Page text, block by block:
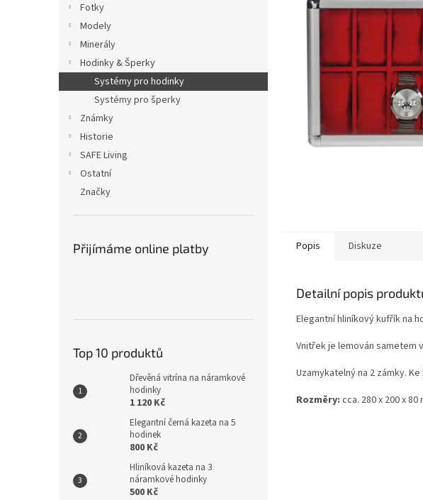
e
l
Fotky
Modely
Minerály
Hodinky & Šperky
Systémy pro hodinky
Systémy pro šperky
Známky
Historie
SAFE Living
Ostatní
Značky
Přijímáme online platby
Top 10 produktů
Dřevěná vitrína na náramkové
hodinky
1 120 Kč
Elegantní černá kazeta na 5
hodinek
800 Kč
Hliníková kazeta na 3
náramkové hodinky
500 Kč
hvězdiček.
Popis Diskuze
Detailní popis
Elegantní hliníkový kufřík na
Vnitřek je lemován sametem
Uzamykatelný na 2 zámky.
Rozměry: cca. 280 x 200 x 80